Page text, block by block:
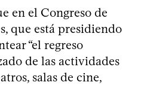
en el Congreso de
que está presidiendo
“el regreso
de las actividades
salas de cine,